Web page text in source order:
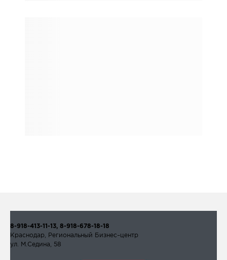
8-918-413-11-13, 8-918-678-18-18
Краснодар, Региональный Бизнес–центр
ул. М.Седина, 58